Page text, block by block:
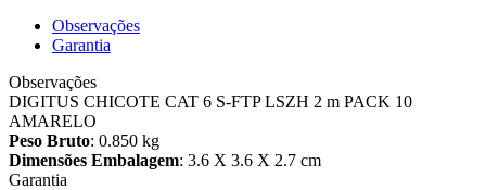
Observações
Garantia
Observações
DIGITUS CHICOTE CAT 6 S-FTP LSZH 2 m PACK 10
AMARELO
Peso Bruto: 0.850 kg
Dimensões Embalagem: 3.6 X 3.6 X 2.7 cm
Garantia